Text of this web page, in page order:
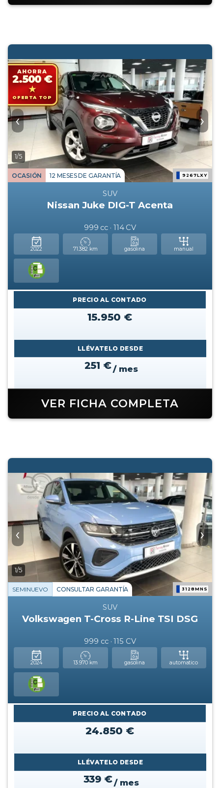
‹ ›
AHORRA
2.500 €
OFERTA TOP
1/5
OCASIÓN 12 MESES DE GARANTÍA 9267LXY
SUV
Nissan Juke DIG-T Acenta
999 cc · 114 CV
2022 71.382 km gasolina manual
PRECIO AL CONTADO
15.950 €
LLÉVATELO DESDE
251 €/ mes
VER FICHA COMPLETA
‹ ›
1/5
SEMINUEVO CONSULTAR GARANTÍA 3128MNS
SUV
Volkswagen T-Cross R-Line TSI DSG
999 cc · 115 CV
2024 13.970 km gasolina automatico
PRECIO AL CONTADO
24.850 €
LLÉVATELO DESDE
339 €/ mes